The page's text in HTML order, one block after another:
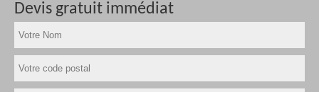
Devis gratuit immédiat